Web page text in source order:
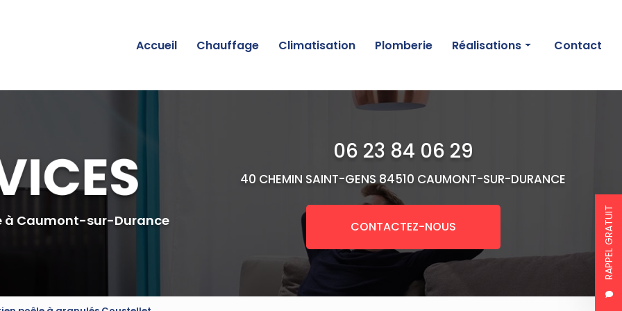
RAPPEL GRATUIT
Accueil Chauffage Climatisation Plomberie Réalisations
Plomberie
Contact
à Caumont-sur-Durance
06 23 84 06 29
40 CHEMIN SAINT-GENS84510 CAUMONT-SUR-DURANCE
CONTACTEZ-NOUS